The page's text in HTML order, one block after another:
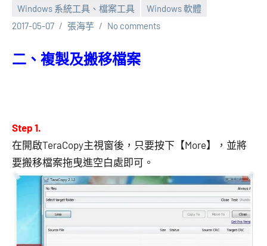
Windows 系統工具、檔案工具
Windows 軟體
2017-05-07
張海芋 No comments
二、複製及搬移檔案
Step 1.
在開啟TeraCopy主視窗後，只要按下【More】，並將
要搬移檔案拖曳進空白處即可。